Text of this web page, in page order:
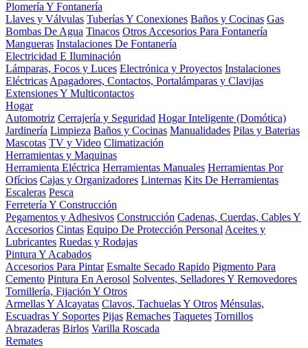
Plomería Y Fontanería
Llaves y Válvulas Tuberías Y Conexiones Baños y Cocinas Gas
Bombas De Agua Tinacos Otros Accesorios Para Fontanería
Mangueras Instalaciones De Fontanería
Electricidad E Iluminación
Lámparas, Focos y Luces Electrónica y Proyectos Instalaciones
Eléctricas Apagadores, Contactos, Portalámparas y Clavijas
Extensiones Y Multicontactos
Hogar
Automotriz Cerrajería y Seguridad Hogar Inteligente (Domótica)
Jardinería Limpieza Baños y Cocinas Manualidades Pilas y Baterias
Mascotas TV y Video Climatización
Herramientas y Maquinas
Herramienta Eléctrica Herramientas Manuales Herramientas Por
Ofícios Cajas y Organizadores Linternas Kits De Herramientas
Escaleras Pesca
Ferretería Y Construcción
Pegamentos y Adhesivos Construcción Cadenas, Cuerdas, Cables Y
Accesorios Cintas Equipo De Protección Personal Aceites y
Lubricantes Ruedas y Rodajas
Pintura Y Acabados
Accesorios Para Pintar Esmalte Secado Rapido Pigmento Para
Cemento Pintura En Aerosol Solventes, Selladores Y Removedores
Tornillería, Fijación Y Otros
Armellas Y Alcayatas Clavos, Tachuelas Y Otros Ménsulas,
Escuadras Y Soportes Pijas Remaches Taquetes Tornillos
Abrazaderas Birlos Varilla Roscada
Remates